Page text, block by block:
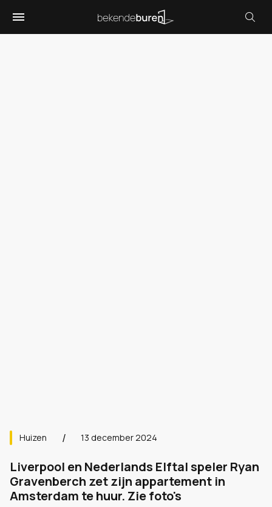
Huizen 13 december 2024
Liverpool en Nederlands Elftal speler Ryan
Gravenberch zet zijn appartement in
Amsterdam te huur. Zie foto's